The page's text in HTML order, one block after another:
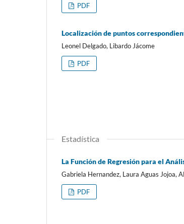
PDF
Localización de puntos
Leonel Delgado, Libardo Jácome
PDF
Estadística
La Función de Regresión para el
Gabriela Hernandez, Laura Aguas Jojoa,
PDF